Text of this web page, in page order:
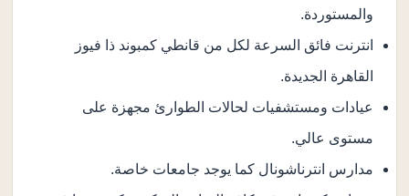
والمستوردة.
انترنت فائق السرعة لكل من قانطي كمبوند ذا فيوز
القاهرة الجديدة.
عيادات ومستشفيات لحالات الطوارئ مجهزة على
مستوى عالي.
مدارس انترناشونال كما يوجد جامعات خاصة.